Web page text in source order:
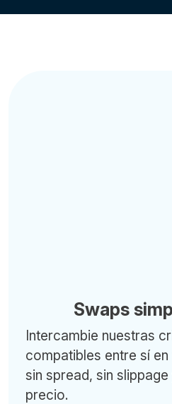
Swaps
Intercambie nuestras
compatibles entre sí
sin spread, sin
precio.